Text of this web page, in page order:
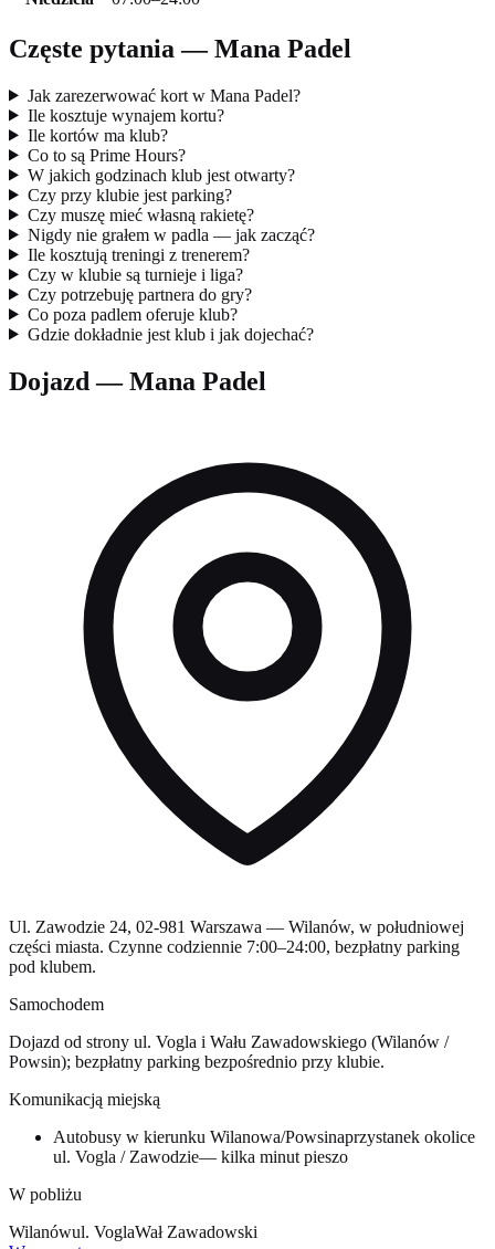
Częste pytania — Mana Padel
Jak zarezerwować kort w Mana Padel?
Ile kosztuje wynajem kortu?
Ile kortów ma klub?
Co to są Prime Hours?
W jakich godzinach klub jest otwarty?
Czy przy klubie jest parking?
Czy muszę mieć własną rakietę?
Nigdy nie grałem w padla — jak zacząć?
Ile kosztują treningi z trenerem?
Czy w klubie są turnieje i liga?
Czy potrzebuję partnera do gry?
Co poza padlem oferuje klub?
Gdzie dokładnie jest klub i jak dojechać?
Dojazd — Mana Padel
Ul. Zawodzie 24, 02-981 Warszawa — Wilanów, w południowej
części miasta. Czynne codziennie 7:00–24:00, bezpłatny parking
pod klubem.
Samochodem
Dojazd od strony ul. Vogla i Wału Zawadowskiego (Wilanów /
Powsin); bezpłatny parking bezpośrednio przy klubie.
Komunikacją miejską
Autobusy w kierunku Wilanowa/Powsinaprzystanek okolice
ul. Vogla / Zawodzie— kilka minut pieszo
W pobliżu
Wilanówul. VoglaWał Zawadowski